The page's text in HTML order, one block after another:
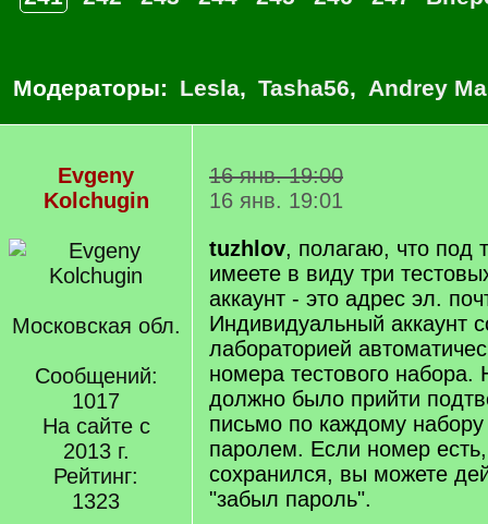
Модераторы: Lesla, Tasha56, Andrey
Evgeny
Kolchugin
Московская обл.
Сообщений:
1017
На сайте с
2013 г.
Рейтинг:
1323
16 янв. 19:00
16 янв. 19:01
tuzhlov, полагаю, что под
имеете в виду три
аккаунт - это адрес эл.
Индивидуальный аккаунт
лабораторией
номера тестового набора.
должно было прийти
письмо по каждому
паролем. Если номер
сохранился, вы можете
"забыл пароль".